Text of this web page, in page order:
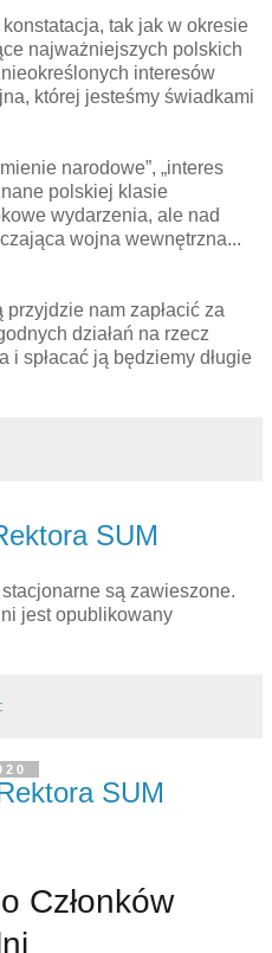
tak jak w okresie
najważniejszych polskich
interesów
której jesteśmy świadkami
narodowe”, „interes
polskiej klasie
wydarzenia, ale nad
wojna wewnętrzna...
nam zapłacić za
działań na rzecz
spłacać ją będziemy długie
SUM
są zawieszone.
jest opublikowany
SUM
Członków